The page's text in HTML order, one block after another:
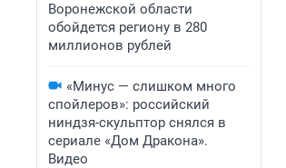
Воронежской области
обойдется региону в 280
миллионов рублей
«Минус — слишком много
спойлеров»: российский
ниндзя-скульптор снялся в
сериале «Дом Дракона».
Видео